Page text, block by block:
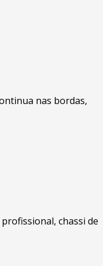
nas bordas,
chassi de